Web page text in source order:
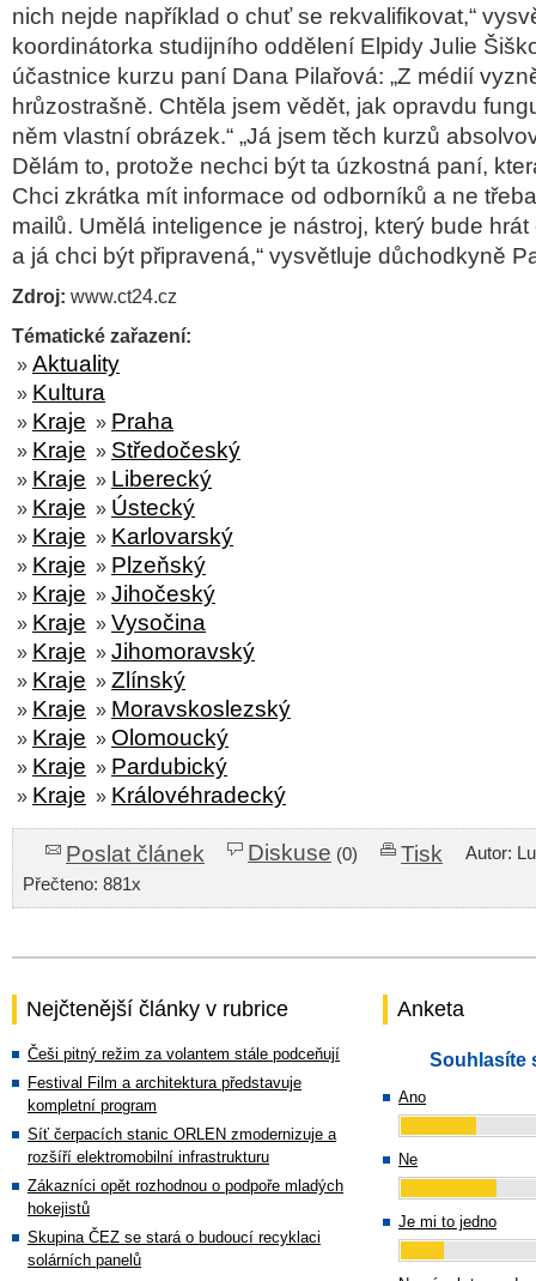
nich nejde například o chuť se rekvalifikovat,“
koordinátorka studijního oddělení Elpidy Julie
účastnice kurzu paní Dana Pilařová: „Z médií
hrůzostrašně. Chtěla jsem vědět, jak opravdu
něm vlastní obrázek.“ „Já jsem těch kurzů
Dělám to, protože nechci být ta úzkostná paní,
Chci zkrátka mít informace od odborníků a ne
mailů. Umělá inteligence je nástroj, který bude
a já chci být připravená,“ vysvětluje důchodkyně
Zdroj: www.ct24.cz
Tématické zařazení:
» Aktuality
» Kultura
» Kraje » Praha
» Kraje » Středočeský
» Kraje » Liberecký
» Kraje » Ústecký
» Kraje » Karlovarský
» Kraje » Plzeňský
» Kraje » Jihočeský
» Kraje » Vysočina
» Kraje » Jihomoravský
» Kraje » Zlínský
» Kraje » Moravskoslezský
» Kraje » Olomoucký
» Kraje » Pardubický
» Kraje » Královéhradecký
Poslat článek Diskuse (0) Tisk
Autor:
Přečteno: 881x
Nejčtenější články v rubrice
Češi pitný režim za volantem stále podceňují
Festival Film a architektura představuje
kompletní program
Síť čerpacích stanic ORLEN zmodernizuje a
rozšíří elektromobilní infrastrukturu
Zákazníci opět rozhodnou o podpoře mladých
hokejistů
Skupina ČEZ se stará o budoucí recyklaci
solárních panelů
Anketa
Souhlasíte
Ano
Ne
Je mi to jedno